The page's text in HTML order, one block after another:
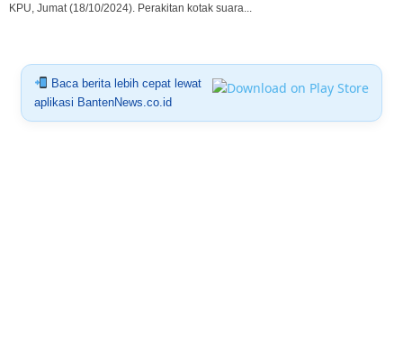
KPU, Jumat (18/10/2024). Perakitan kotak suara...
Baca berita lebih cepat lewat
aplikasi BantenNews.co.id